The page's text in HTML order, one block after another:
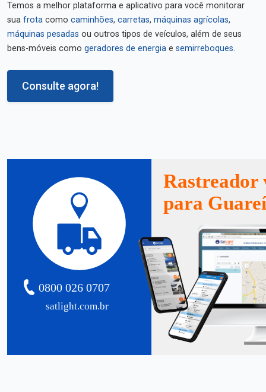
Temos a melhor plataforma e aplicativo para você monitorar
sua frota como caminhões, carretas, máquinas agrícolas,
máquinas pesadas ou outros tipos de veículos, além de seus
bens-móveis como geradores de energia e semirreboques.
Consulte agora!
satlight.com.br
0800 026 0707
Rastreador
para